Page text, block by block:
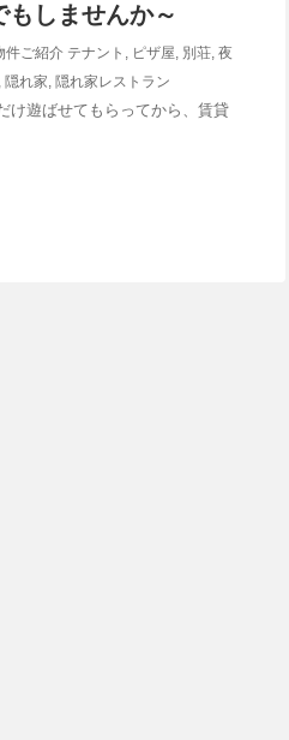
しませんか～
件ご紹介 テナント , ピザ屋, 別荘, 夜
, 隠れ家, 隠れ家レストラン
け遊ばせてもらってから、賃貸